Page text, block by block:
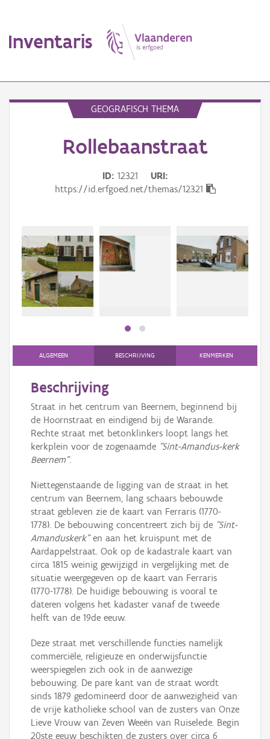
Inventaris
Gebeurtenis
Persoon of collectief
Downloads
Aanmelden
GEOGRAFISCH THEMA
Rollebaanstraat
ID 12321
URI
https://id.erfgoed.net/themas/12321
ALGEMEEN BESCHRIJVING KENMERKEN
Beschrijving
Straat in het centrum van Beernem, beginnend bij
de Hoornstraat en eindigend bij de Warande.
Rechte straat met betonklinkers loopt langs het
kerkplein voor de zogenaamde "Sint-Amandus-kerk
Beernem".
Niettegenstaande de ligging van de straat in het
centrum van Beernem, lang schaars bebouwde
straat gebleven zie de kaart van Ferraris (1770-
1778). De bebouwing concentreert zich bij de "Sint-
Amanduskerk"en aan het kruispunt met de
Aardappelstraat. Ook op de kadastrale kaart van
circa 1815 weinig gewijzigd in vergelijking met de
situatie weergegeven op de kaart van Ferraris
(1770-1778). De huidige bebouwing is vooral te
dateren volgens het kadaster vanaf de tweede
helft van de 19de eeuw.
Deze straat met verschillende functies namelijk
commerciële, religieuze en onderwijsfunctie
weerspiegelen zich ook in de aanwezige
bebouwing. De pare kant van de straat wordt
sinds 1879 gedomineerd door de aanwezigheid van
de vrije katholieke school van de zusters van Onze
Lieve Vrouw van Zeven Weeën van Ruiselede. Begin
20ste eeuw beschikten de zusters over circa 6